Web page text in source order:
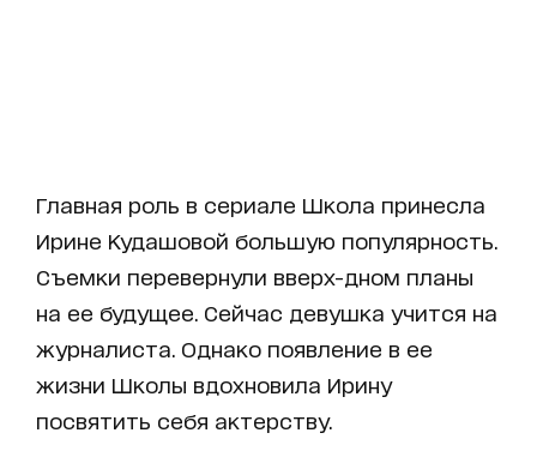
Главная роль в сериале Школа принесла
Ирине Кудашовой большую популярность.
Съемки перевернули вверх-дном планы
на ее будущее. Сейчас девушка учится на
журналиста. Однако появление в ее
жизни Школы вдохновила Ирину
посвятить себя актерству.